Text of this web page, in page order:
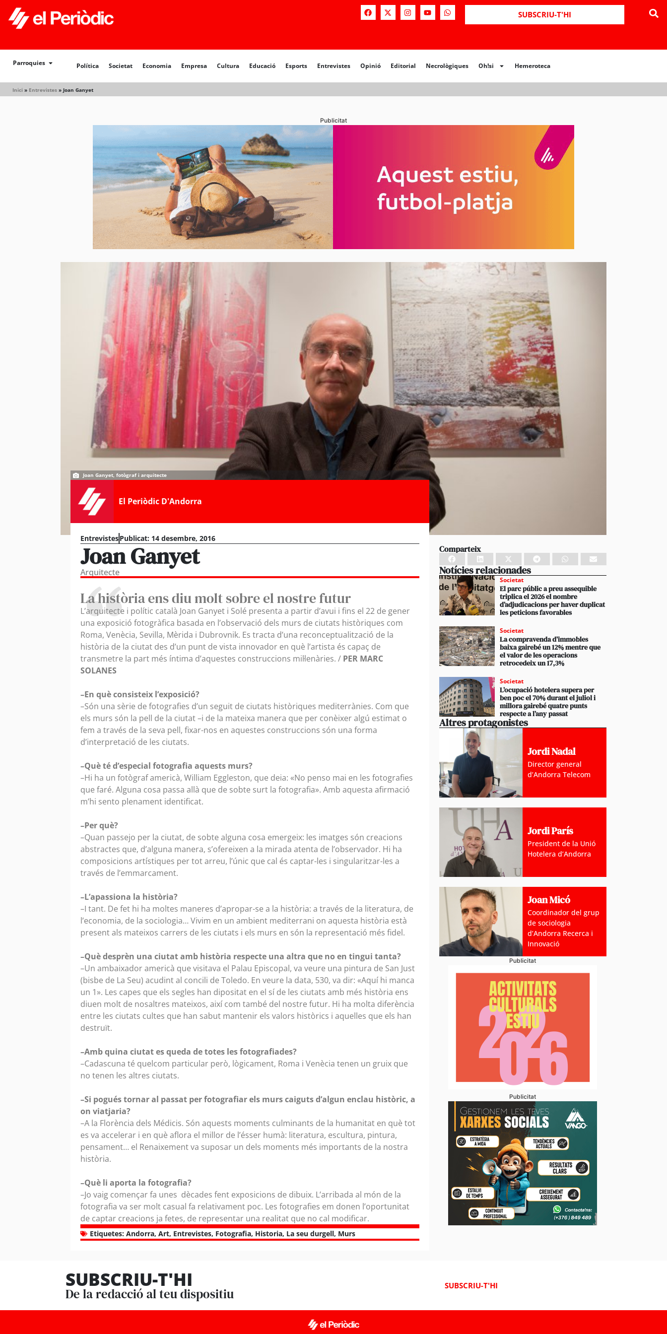
SUBSCRIU-T'HI
Parroquies Política Societat Economia Empresa Cultura Educació Esports Entrevistes Opinió Editorial Necrològiques Oh!si Hemeroteca
Inici » Entrevistes » Joan Ganyet
Política Societat Opinió Editorial Necrològiques Hemeroteca
Publicitat
Joan Ganyet, fotògraf i arquitecte
El Periòdic D'Andorra
EntrevistesPublicat: 14 desembre, 2016
Joan Ganyet
Arquitecte
La història ens diu molt sobre el nostre futur
L’arquitecte i polític català Joan Ganyet i Solé presenta a partir d’avui i fins el 22 de gener
una exposició fotogràfica basada en l’observació dels murs de ciutats històriques com
Roma, Venècia, Sevilla, Mèrida i Dubrovnik. Es tracta d’una reconceptualització de la
història de la ciutat des d’un punt de vista innovador en què l’artista és capaç de
transmetre la part més íntima d’aquestes construccions mil·lenàries. / PER MARC
SOLANES
–En què consisteix l’exposició?
–Són una sèrie de fotografies d’un seguit de ciutats històriques mediterrànies. Com que
els murs són la pell de la ciutat –i de la mateixa manera que per conèixer algú estimat o
fem a través de la seva pell, fixar-nos en aquestes construccions són una forma
d’interpretació de les ciutats.
–Què té d’especial fotografia aquests murs?
–Hi ha un fotògraf americà, William Eggleston, que deia: «No penso mai en les fotografies
que faré. Alguna cosa passa allà que de sobte surt la fotografia». Amb aquesta afirmació
m’hi sento plenament identificat.
–Per què?
–Quan passejo per la ciutat, de sobte alguna cosa emergeix: les imatges són creacions
abstractes que, d’alguna manera, s’ofereixen a la mirada atenta de l’observador. Hi ha
composicions artístiques per tot arreu, l’únic que cal és captar-les i singularitzar-les a
través de l’emmarcament.
–L’apassiona la història?
–I tant. De fet hi ha moltes maneres d’apropar-se a la història: a través de la literatura, de
l’economia, de la sociologia… Vivim en un ambient mediterrani on aquesta història està
present als mateixos carrers de les ciutats i els murs en són la representació més fidel.
–Què desprèn una ciutat amb història respecte una altra que no en tingui tanta?
–Un ambaixador americà que visitava el Palau Episcopal, va veure una pintura de San Just
(bisbe de La Seu) acudint al concili de Toledo. En veure la data, 530, va dir: «Aquí hi manca
un 1». Les capes que els segles han dipositat en el sí de les ciutats amb més història ens
diuen molt de nosaltres mateixos, així com també del nostre futur. Hi ha molta diferència
entre les ciutats cultes que han sabut mantenir els valors històrics i aquelles que els han
destruït.
–Amb quina ciutat es queda de totes les fotografiades?
–Cadascuna té quelcom particular però, lògicament, Roma i Venècia tenen un gruix que
no tenen les altres ciutats.
–Si pogués tornar al passat per fotografiar els murs caiguts d’algun enclau històric, a
on viatjaria?
–A la Florència dels Médicis. Són aquests moments culminants de la humanitat en què tot
es va accelerar i en què aflora el millor de l’ésser humà: literatura, escultura, pintura,
pensament… el Renaixement va suposar un dels moments més importants de la nostra
història.
–Què li aporta la fotografia?
–Jo vaig començar fa unes dècades fent exposicions de dibuix. L’arribada al món de la
fotografia va ser molt casual fa relativament poc. Les fotografies em donen l’oportunitat
de captar creacions ja fetes, de representar una realitat que no cal modificar.
Etiquetes: Andorra, Art, Entrevistes, Fotografia, Historia, La seu durgell, Murs
Comparteix
Notícies relacionades
Societat
El parc públic a preu assequible
triplica el 2026 el nombre
d’adjudicacions per haver duplicat
les peticions favorables
Societat
La compravenda d’immobles
baixa gairebé un 12% mentre que
el valor de les operacions
retrocedeix un 17,3%
Societat
L’ocupació hotelera supera per
ben poc el 70% durant el juliol i
millora gairebé quatre punts
respecte a l’any passat
Altres protagonistes
Jordi Nadal
Director general
d’Andorra Telecom
Jordi París
President de la Unió
Hotelera d’Andorra
Joan Micó
Coordinador del grup
de sociologia
d’Andorra Recerca i
Innovació
Publicitat
Publicitat
SUBSCRIU-T'HI
De la redacció al teu dispositiu
SUBSCRIU-T'HI